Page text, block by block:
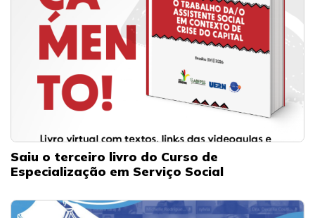
Saiu o terceiro livro do Curso de
Especialização em Serviço Social